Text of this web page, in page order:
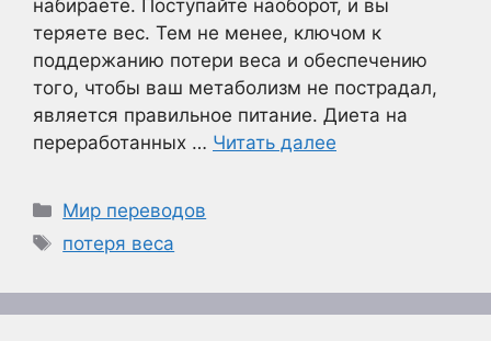
набираете. Поступайте наоборот, и вы
теряете вес. Тем не менее, ключом к
поддержанию потери веса и обеспечению
того, чтобы ваш метаболизм не пострадал,
является правильное питание. Диета на
переработанных … Читать далее
Рубрики
Мир переводов
Метки
потеря веса